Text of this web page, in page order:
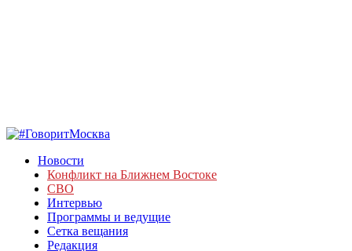
Новости
Конфликт на Ближнем Востоке
СВО
Интервью
Программы и ведущие
Сетка вещания
Редакция